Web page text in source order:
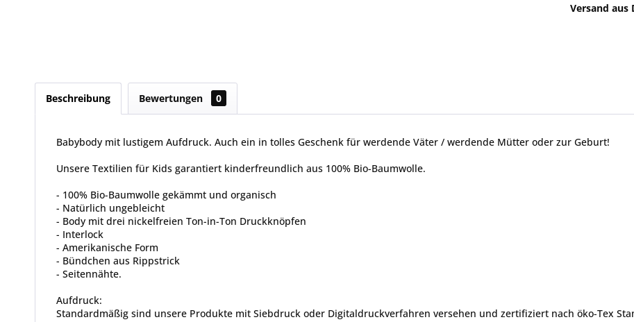
Versand aus
Beschreibung Bewertungen 0
Babybody mit lustigem Aufdruck. Auch ein in tolles Geschenk für werdende Väter / werdende Mütter oder zur Geburt!
Unsere Textilien für Kids garantiert kinderfreundlich aus 100% Bio-Baumwolle.
- 100% Bio-Baumwolle gekämmt und organisch
- Natürlich ungebleicht
- Body mit drei nickelfreien Ton-in-Ton Druckknöpfen
- Interlock
- Amerikanische Form
- Bündchen aus Rippstrick
- Seitennähte.
Aufdruck:
Standardmäßig sind unsere Produkte mit Siebdruck oder Digitaldruckverfahren versehen und zertifiziert nach öko-Tex